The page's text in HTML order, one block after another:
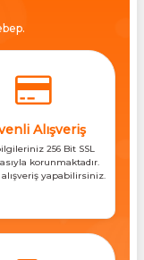
Alışveriş
256 Bit SSL
korunmaktadır.
yapabilirsiniz.